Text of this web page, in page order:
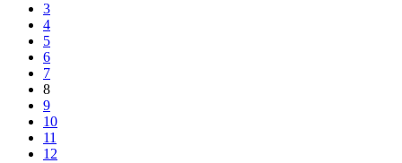
3
4
5
6
7
8
9
10
11
12